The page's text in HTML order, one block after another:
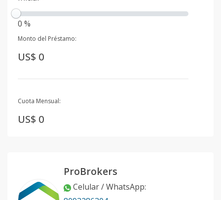
0 %
Monto del Préstamo:
US$ 0
Cuota Mensual:
US$ 0
ProBrokers
Celular / WhatsApp: